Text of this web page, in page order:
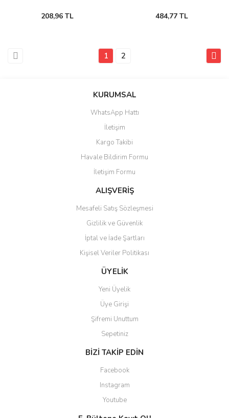
208,96 TL 484,77 TL
1 2
KURUMSAL
WhatsApp Hattı
İletişim
Kargo Takibi
Havale Bildirim Formu
İletişim Formu
ALIŞVERİŞ
Mesafeli Satış Sözleşmesi
Gizlilik ve Güvenlik
İptal ve İade Şartları
Kişisel Veriler Politikası
ÜYELİK
Yeni Üyelik
Üye Girişi
Şifremi Unuttum
Sepetiniz
BİZİ TAKİP EDİN
Facebook
Instagram
Youtube